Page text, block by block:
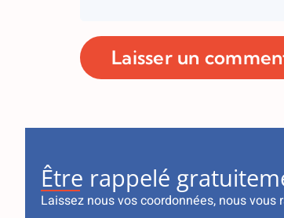
Être rappelé
Laissez nous vos coordonnées, nous vous